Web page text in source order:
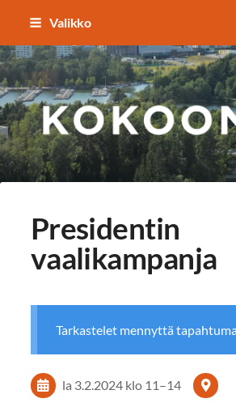
Siirry
sisältöön
Valikko
Presidentin
vaalikampanja
Tarkastelet mennyttä
la 3.2.2024 klo 11–14